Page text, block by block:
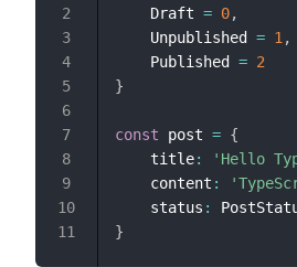
    Draft
= 0,
    Unpublished
= 1,
    Published
= 2
}
const post = {
    title
: 'Hello
    content
:
    status
:
}